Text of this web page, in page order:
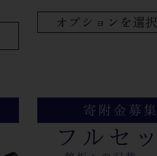
オプションを選択